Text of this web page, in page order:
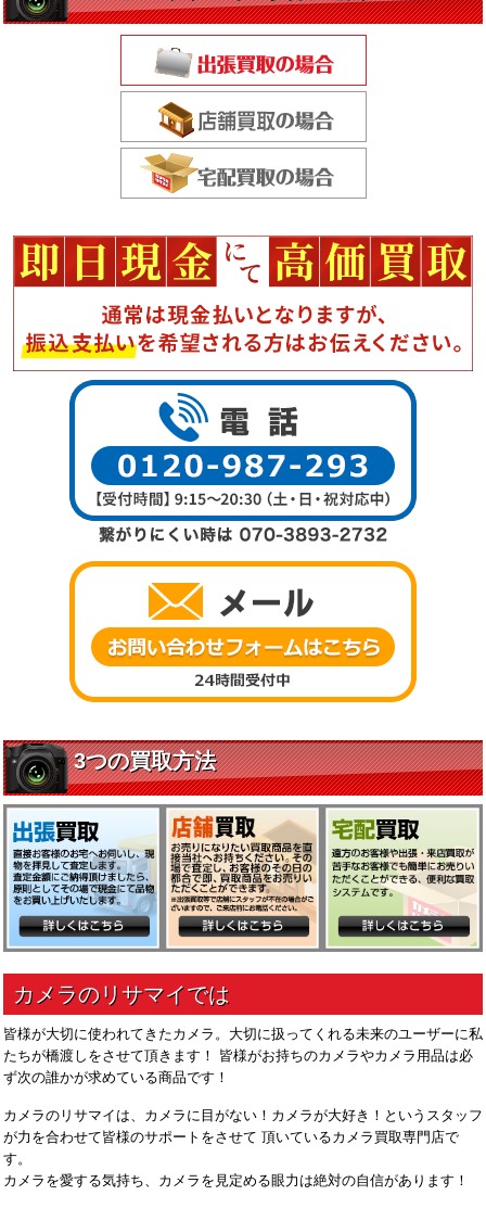
皆様が大切に使われてきたカメラ。大切に扱ってくれる未来のユーザーに私
たちが橋渡しをさせて頂きます！ 皆様がお持ちのカメラやカメラ用品は必
ず次の誰かが求めている商品です！
カメラのリサマイは、カメラに目がない！カメラが大好き！というスタッフ
が力を合わせて皆様のサポートをさせて 頂いているカメラ買取専門店で
す。
カメラを愛する気持ち、カメラを見定める眼力は絶対の自信があります！